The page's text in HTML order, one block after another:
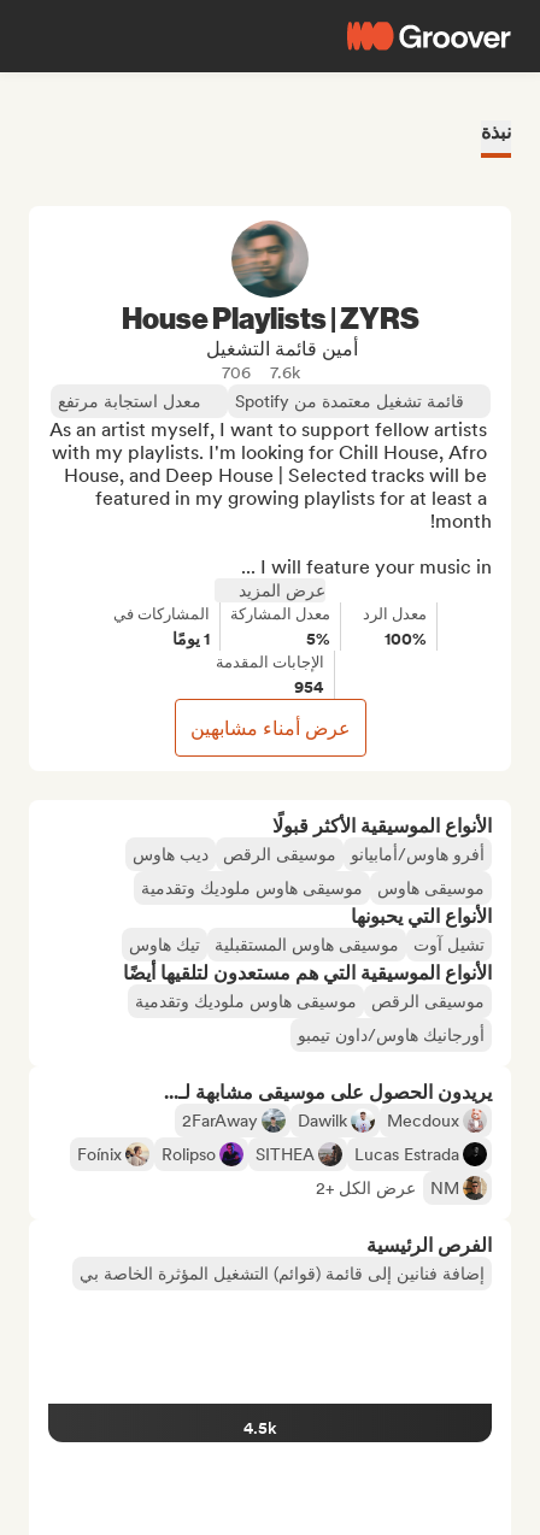
نبذة
الأنواع الموسيقية الأكثر قبولًا
أفرو هاوس/أمابيانو موسيقى الرقص
ديب هاوس
موسيقى هاوس
موسيقى هاوس ملوديك وتقدمية
الأنواع التي يحبونها
تشيل آوت موسيقى هاوس المستقبلية تيك هاوس
الأنواع الموسيقية التي هم مستعدون لتلقيها أيضًا
موسيقى الرقص
موسيقى هاوس ملوديك وتقدمية
أورجانيك هاوس/داون تيمبو
يريدون الحصول على موسيقى مشابهة لـ...
Mecdoux
Dawilk
2FarAway
Lucas Estrada
SITHEA
Rolipso
Foínix
NM
عرض الكل +2
الفرص الرئيسية
إضافة فنانين إلى قائمة (قوائم) التشغيل المؤثرة الخاصة بي
4.5k
House Playlists | ZYRS
أمين قائمة التشغيل
7.6k
706
قائمة تشغيل معتمدة من Spotify
معدل استجابة مرتفع
As an artist myself, I want to support fellow artists
with my playlists. I'm looking for Chill House, Afro
House, and Deep House | Selected tracks will be
featured in my growing playlists for at least a
I will feature your music in ...
عرض المزيد
معدل الرد
100%
معدل المشاركة
5%
المشاركات في
1 يومًا
الإجابات المقدمة
954
عرض أمناء مشابهين